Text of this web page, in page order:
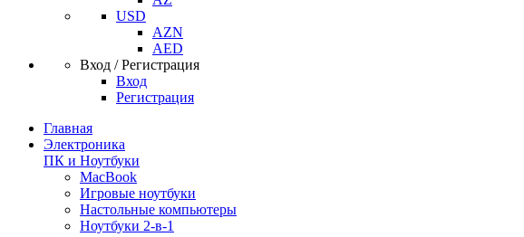
USD
AZN
AED
Вход / Регистрация
Вход
Регистрация
Главная
Электроника
ПК и Ноутбуки
MacBook
Игровые ноутбуки
Настольные компьютеры
Ноутбуки 2-в-1